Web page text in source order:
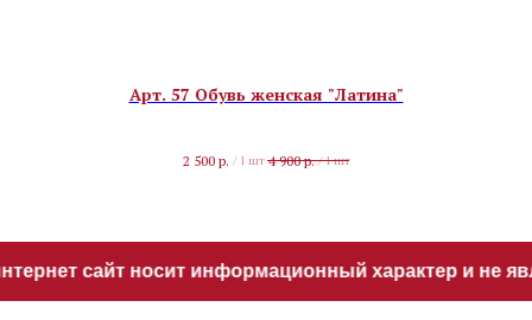
Арт. 57 Обувь женская "Латина"
2 500 р. / 1 шт 4 900 р. / 1 шт
сайт носит информационный характер и не